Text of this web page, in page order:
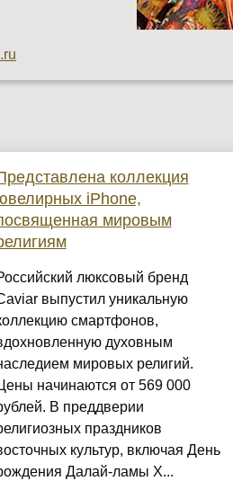
коллекция
iPhone,
мировым
люксовый бренд
выпустил уникальную
смартфонов,
духовным
мировых религий.
начинаются от 569 000
В преддверии
праздников
культур, включая День
Далай-ламы X...